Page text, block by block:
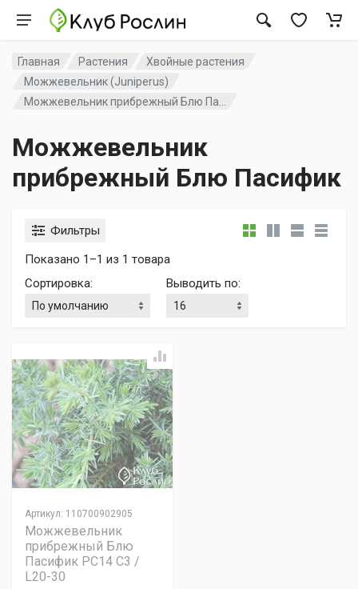
Главная Растения
Хвойные растения
Можжевельник (Juniperus)
Можжевельник прибрежный Блю Па...
Можжевельник
прибрежный Блю Пасифик
Фильтры
Показано 1–1 из 1 товара
Сортировка: Выводить по:
Артикул: 110700902905
Можжевельник
прибрежный Блю
Пасифик PC14 C3 /
L20-30